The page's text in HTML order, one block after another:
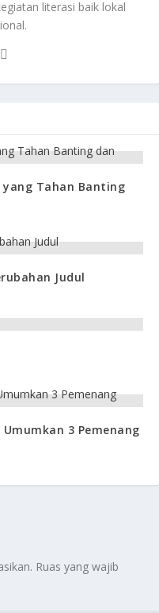
literasi baik lokal
yang Tahan Banting
Judul
3 Pemenang
Ruas yang wajib